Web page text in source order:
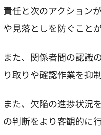
責任と次のアクション
や見落としを防ぐこと
また、関係者間の認識
り取りや確認作業を抑
また、欠陥の進捗状況
の判断をより客観的に